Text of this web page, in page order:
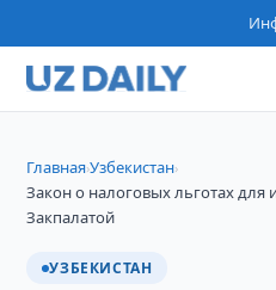
Главная›Узбекистан›
​​​​​​​Закон о налоговых льготах для
Закпалатой
УЗБЕКИСТАН